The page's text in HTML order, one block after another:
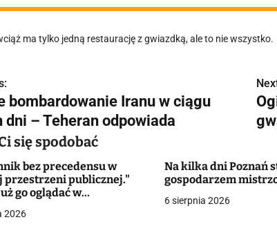
ma tylko jedną restaurację z gwiazdką, ale to nie wszystko.
bombardowanie Iranu w ciągu
dni – Teheran odpowiada
się spodobać
bez precedensu w
przestrzeni publicznej."
go oglądać w
2026
Na kilka dni Poznań
gospodarzem
6 sierpnia 2026